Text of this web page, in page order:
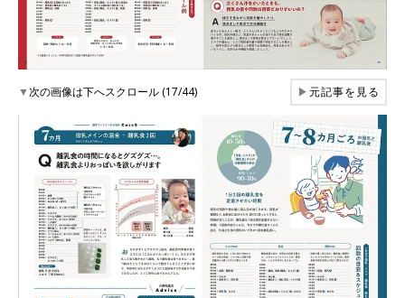
▼次の画像は下へスクロール (17/44) ▶元記事を見る